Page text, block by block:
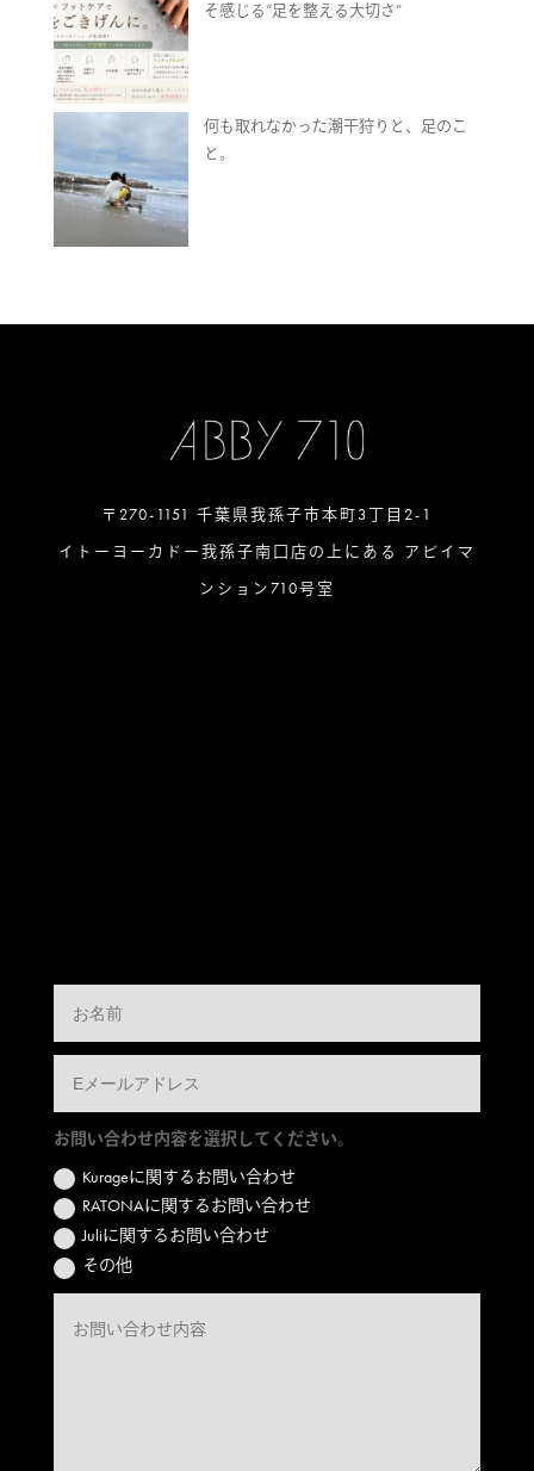
そ感じる“足を整える大切さ”
何も取れなかった潮干狩りと、足のこ
と。
〒270-1151 千葉県我孫子市本町3丁目2-1
イトーヨーカドー我孫子南口店の上にある アビイマ
ンション710号室
お問い合わせ内容を選択してください。
Kurageに関するお問い合わせ
RATONAに関するお問い合わせ
Juliに関するお問い合わせ
その他